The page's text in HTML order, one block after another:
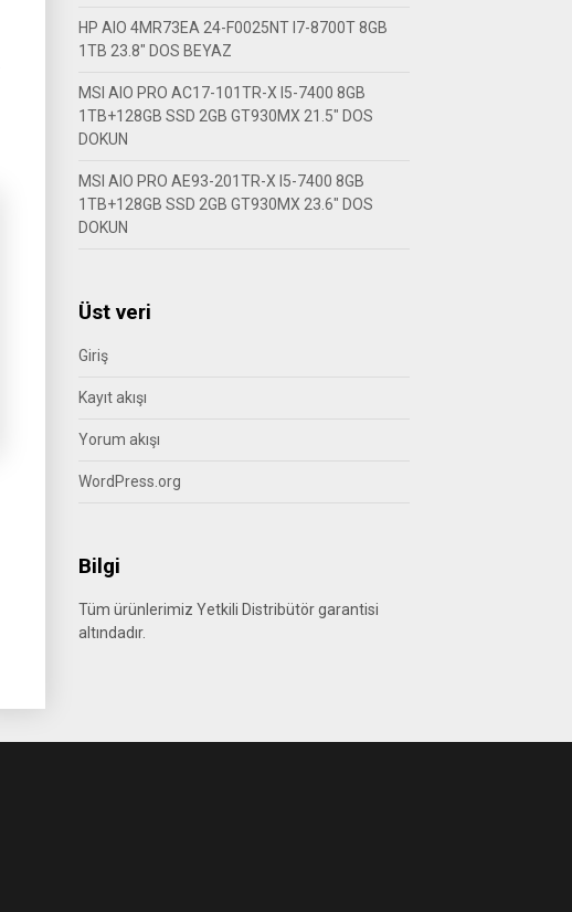
HP AIO 4MR73EA 24-F0025NT I7-8700T 8GB
1TB 23.8″ DOS BEYAZ
MSI AIO PRO AC17-101TR-X I5-7400 8GB
1TB+128GB SSD 2GB GT930MX 21.5″ DOS
DOKUN
MSI AIO PRO AE93-201TR-X I5-7400 8GB
1TB+128GB SSD 2GB GT930MX 23.6″ DOS
DOKUN
Üst veri
Giriş
Kayıt akışı
Yorum akışı
WordPress.org
Bilgi
Tüm ürünlerimiz Yetkili Distribütör garantisi
altındadır.